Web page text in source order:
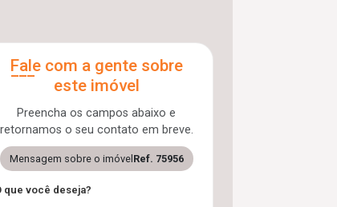
Fale com a gente sobre
este imóvel
Preencha os campos abaixo e
retornamos o seu contato em breve.
Mensagem sobre o imóvel Ref. 75956
que você deseja?